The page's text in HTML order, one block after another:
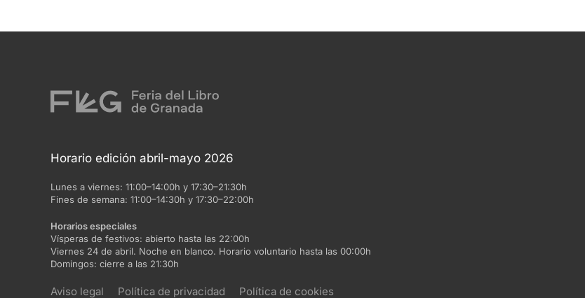
Horario edición abril-mayo 2026
Lunes a viernes: 11:00–14:00h y 17:30–21:30h
Fines de semana: 11:00–14:30h y 17:30–22:00h
Horarios especiales
Vísperas de festivos: abierto hasta las 22:00h
Viernes 24 de abril. Noche en blanco. Horario voluntario hasta las 00:00h
Domingos: cierre a las 21:30h
Aviso legal Política de privacidad Política de cookies